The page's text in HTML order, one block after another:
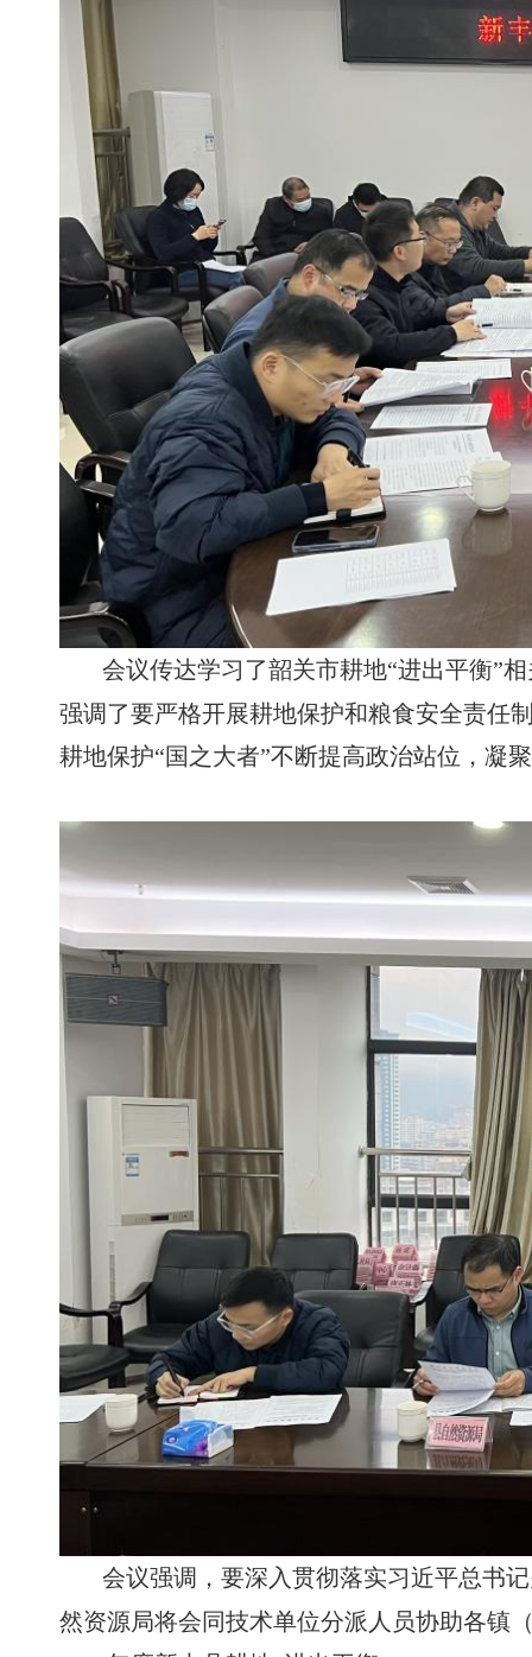
会议传达学习了韶关市耕地“进出平衡”
强调了要严格开展耕地保护和粮食安全责任
耕地保护“国之大者”不断提高政治站位，凝
会议强调，要深入贯彻落实习近平总书
然资源局将会同技术单位分派人员协助各镇